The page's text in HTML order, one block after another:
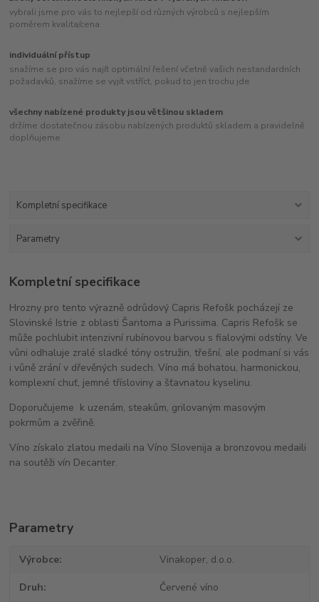
vybrali jsme pro vás to nejlepší od různých výrobců s nejlepším
poměrem kvalita/cena
individuální přístup
snažíme se pro vás najít optimální řešení včetně vašich nestandardních
požadavků, snažíme se vyjít vstříct, pokud to jen trochu jde
všechny nabízené produkty jsou většinou skladem
držíme dostatečnou zásobu nabízených produktů skladem a pravidelně
doplňujeme
Kompletní specifikace
Parametry
Kompletní specifikace
Hrozny pro tento výrazně odrůdový Capris Refošk pocházejí ze
Slovinské Istrie z oblasti Šantoma a Purissima. Capris Refošk se
může pochlubit intenzivní rubínovou barvou s fialovými odstíny. Ve
vůni odhaluje zralé sladké tóny ostružin, třešní, ale podmaní si vás
i vůně zrání v dřevěných sudech. Víno má bohatou, harmonickou,
komplexní chuť, jemné třísloviny a šťavnatou kyselinu.
Doporučujeme k uzenám, steakům, grilovaným masovým
pokrmům a zvěřině.
Víno získalo zlatou medaili na Víno Slovenija a bronzovou medaili
na soutěži vín Decanter.
Parametry
Výrobce Vinakoper, d.o.o.
Druh Červené víno